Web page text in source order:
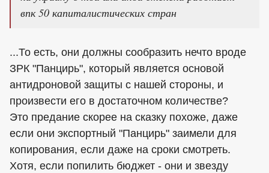
впк 50 капиталистических стран
...То есть, они должны сообразить нечто вроде
ЗРК "Панцирь", который является основой
антидроновой защиты с нашей стороны, и
произвести его в достаточном количестве?
Это предание скорее на сказку похоже, даже
если они экспортный "Панцирь" заимели для
копирования, если даже на сроки смотреть.
Хотя, если попилить бюджет - они и звезду